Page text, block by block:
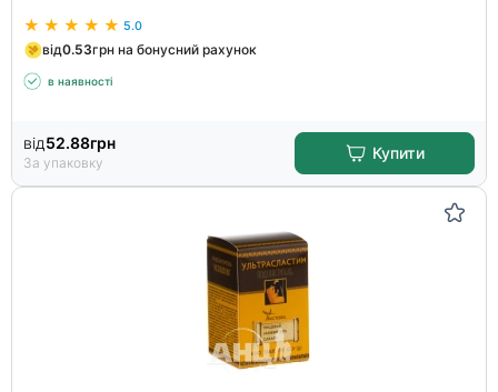
5.0
від0.53грн на бонусний рахунок
в наявності
від52.88грн
За упаковку
Купити